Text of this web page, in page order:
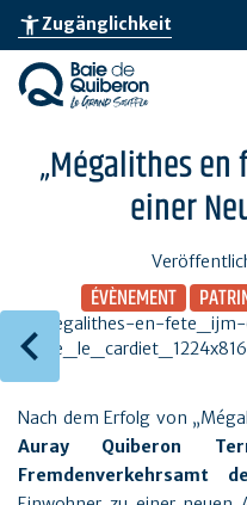
Skip
main
content
accessibility_newZugänglichkeit
„Mégalithes
einer
ÉVÈNEMENT
Nach dem Erfolg von
Auray Quiberon
Fremdenverkehrsamt